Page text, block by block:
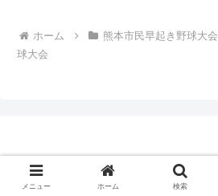
ホーム 熊本市民早起き野球大会
球大会
メニュー ホーム 検索